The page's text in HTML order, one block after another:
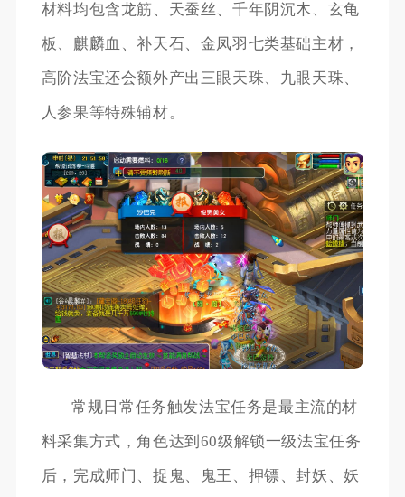
材料均包含龙筋、天蚕丝、千年阴沉木、玄龟
板、麒麟血、补天石、金凤羽七类基础主材，
高阶法宝还会额外产出三眼天珠、九眼天珠、
人参果等特殊辅材。
常规日常任务触发法宝任务是最主流的材
料采集方式，角色达到60级解锁一级法宝任务
后，完成师门、捉鬼、鬼王、押镖、封妖、妖